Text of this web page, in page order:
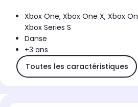
Xbox One, Xbox One X, Xbox
Xbox Series S
Danse
+3 ans
Toutes les caractéristiques